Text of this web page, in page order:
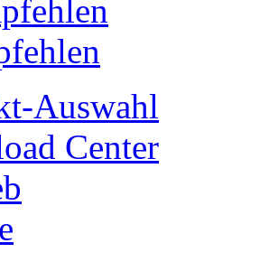
Auswahl
Center